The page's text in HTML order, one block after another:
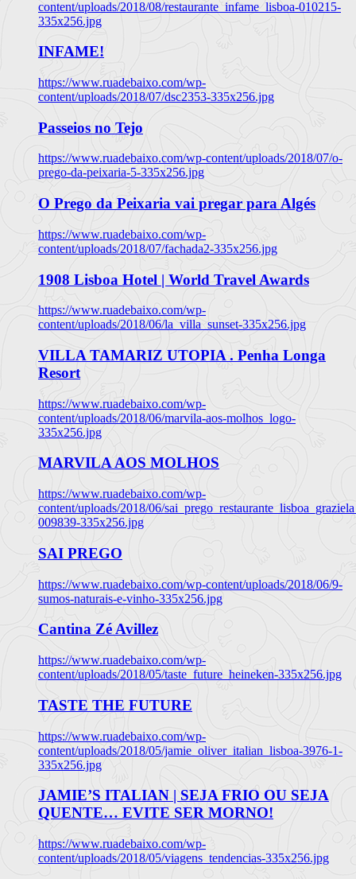
content/uploads/2018/08/restaurante_infame_lisboa-010215-
335x256.jpg
INFAME!
https://www.ruadebaixo.com/wp-
content/uploads/2018/07/dsc2353-335x256.jpg
Passeios no Tejo
https://www.ruadebaixo.com/wp-content/uploads/2018/07/o-
prego-da-peixaria-5-335x256.jpg
O Prego da Peixaria vai pregar para Algés
https://www.ruadebaixo.com/wp-
content/uploads/2018/07/fachada2-335x256.jpg
1908 Lisboa Hotel | World Travel Awards
https://www.ruadebaixo.com/wp-
content/uploads/2018/06/la_villa_sunset-335x256.jpg
VILLA TAMARIZ UTOPIA . Penha Longa
Resort
https://www.ruadebaixo.com/wp-
content/uploads/2018/06/marvila-aos-molhos_logo-
335x256.jpg
MARVILA AOS MOLHOS
https://www.ruadebaixo.com/wp-
content/uploads/2018/06/
009839-335x256.jpg
SAI PREGO
https://www.ruadebaixo.com/wp-content/uploads/2018/06/9-
sumos-naturais-e-vinho-335x256.jpg
Cantina Zé Avillez
https://www.ruadebaixo.com/wp-
content/uploads/2018/05/taste_future_heineken-335x256.jpg
TASTE THE FUTURE
https://www.ruadebaixo.com/wp-
content/uploads/2018/05/jamie_oliver_italian_lisboa-3976-1-
335x256.jpg
JAMIE’S ITALIAN | SEJA FRIO OU SEJA
QUENTE… EVITE SER MORNO!
https://www.ruadebaixo.com/wp-
content/uploads/2018/05/viagens_tendencias-335x256.jpg